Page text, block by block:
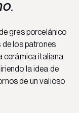
.
gres porcelánico
de los patrones
cerámica italiana
la idea de
de un valioso